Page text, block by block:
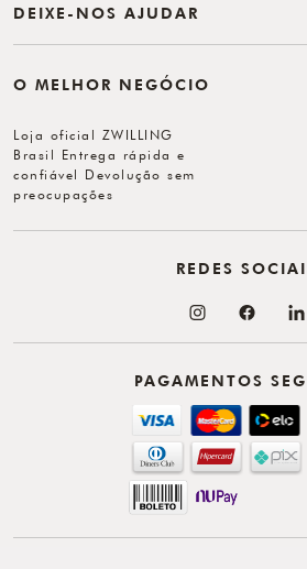
DEIXE-NOS AJUDAR
O MELHOR NEGÓCIO
Loja oficial ZWILLING
Brasil Entrega rápida e
confiável Devolução sem
preocupações
PAGAMENTOS
REDES